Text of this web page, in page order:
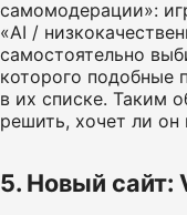
самомодерации»:
«AI /
самостоятельно
которого подобные
в их списке. Таким
решить, хочет ли он
5. Новый сайт: